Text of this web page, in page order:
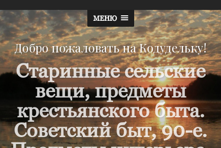
МЕНЮ
Добро пожаловать на Кодудельку!
Старинные сельские
вещи, предметы
крестьянского быта.
Советский быт, 90-е.